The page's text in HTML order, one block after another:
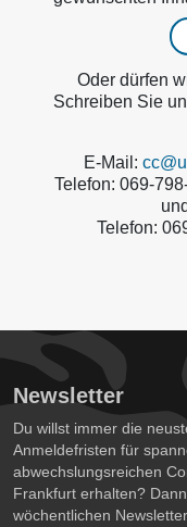
Oder dürfen
Schreiben Sie
E-Mail:
Telefon: 069-
Telefon:
Newsletter
Du willst immer die
Anmeldefristen für
abwechslungsreichen
Frankfurt erhalten?
wöchentlichen